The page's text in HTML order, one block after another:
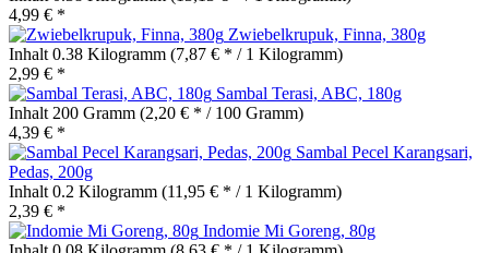
4,99 € *
Zwiebelkrupuk, Finna, 380g
Inhalt 0.38 Kilogramm (7,87 € * / 1 Kilogramm)
2,99 € *
Sambal Terasi, ABC, 180g
Inhalt 200 Gramm (2,20 € * / 100 Gramm)
4,39 € *
Sambal Pecel Karangsari,
Pedas, 200g
Inhalt 0.2 Kilogramm (11,95 € * / 1 Kilogramm)
2,39 € *
Indomie Mi Goreng, 80g